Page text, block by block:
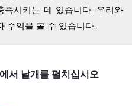
시키는 데 있습니다. 우리와
수익을 볼 수 있습니다.
서 날개를 펼치십시오